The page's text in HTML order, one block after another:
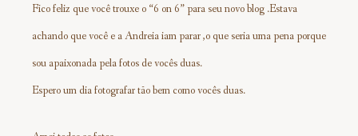
Fico feliz que você trouxe o “6 on 6” para seu novo blog .Estava
achando que você e a Andreia iam parar ,o que seria uma pena porque
sou apaixonada pela fotos de vocês duas.
Espero um dia fotografar tão bem como vocês duas.